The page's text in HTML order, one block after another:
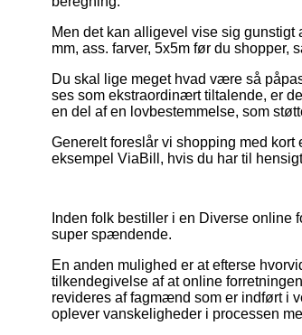
Men det kan alligevel vise sig
mm, ass. farver, 5x5m før du shopper,
Du skal lige meget hvad være så
ses som ekstraordinært tiltalende, er
en del af en lovbestemmelse, som
Generelt foreslår vi shopping med
eksempel ViaBill, hvis du har til
Inden folk bestiller i en Diverse online
super spændende.
En anden mulighed er at efterse
tilkendegivelse af at online
revideres af fagmænd som er indført i
oplever vanskeligheder i processen